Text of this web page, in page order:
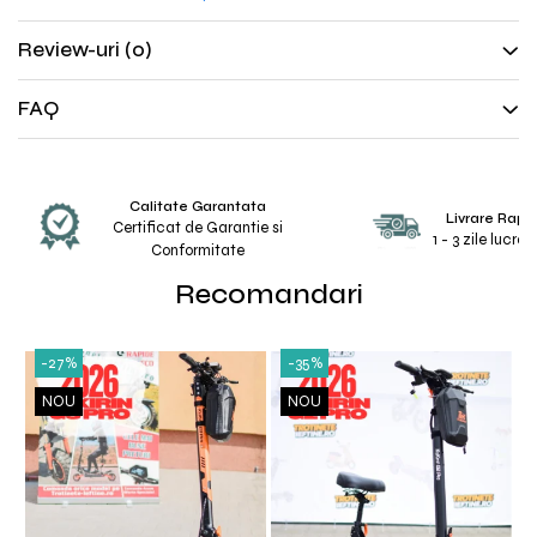
Adezivi & pastă termoconductoare
Tuburi termocontractabile
Șuruburi / kituri prindere
Review-uri (0)
FAQ
Calitate Garantata
Certificat de Garantie si
Conformitate
Livrare
1 - 3 zile
Recomandari
-27%
NOU
-35%
NOU